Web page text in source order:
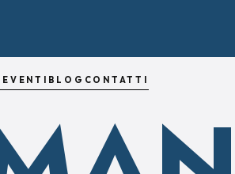
EVENTI BLOG CONTATTI